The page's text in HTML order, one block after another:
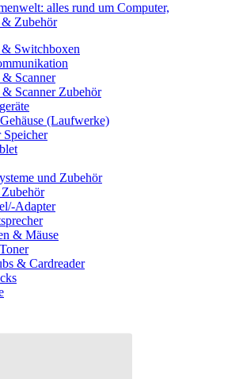
alles rund um Computer,
Zubehör
Switchboxen
Scanner
Scanner Zubehör
(Laufwerke)
Speicher
und Zubehör
Adapter
& Mäuse
& Cardreader